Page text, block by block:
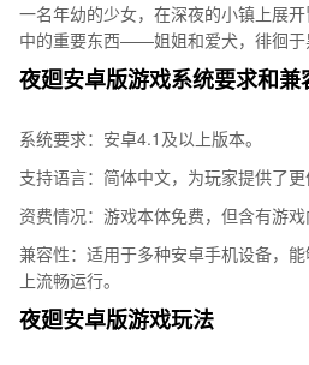
一名年幼的少女，在深夜的小镇上展
中的重要东西——姐姐和爱犬，徘徊于
夜廻安卓版游戏系统要求和兼
系统要求：安卓4.1及以上版本。
支持语言：简体中文，为玩家提供了更
资费情况：游戏本体免费，但含有游戏
兼容性：适用于多种安卓手机设备，
上流畅运行。
夜廻安卓版游戏玩法